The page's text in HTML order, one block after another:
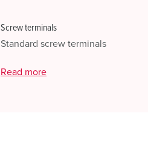
Screw terminals
Standard screw terminals
Read more